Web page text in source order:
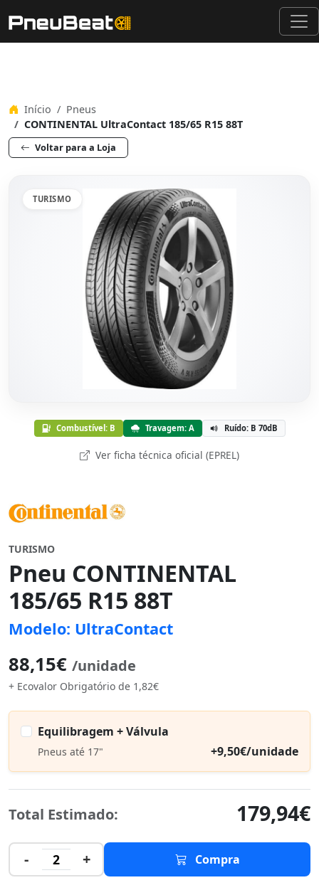
Início
Pneus
CONTINENTAL UltraContact 185/65 R15 88T
Voltar para a Loja
TURISMO
Combustível: B Travagem: A Ruído: B 70dB
Ver ficha técnica oficial (EPREL)
TURISMO
Pneu CONTINENTAL
185/65 R15 88T
Modelo: UltraContact
88,15€ /unidade
+ Ecovalor Obrigatório de 1,82€
Equilibragem + Válvula
Pneus até 17" +9,50€/unidade
Total Estimado: 179,94€
- 2 + Compra